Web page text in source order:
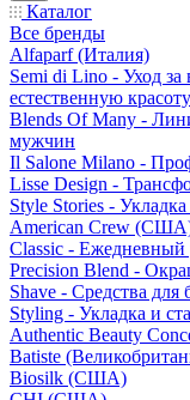
Каталог
Все бренды
Alfaparf (Италия)
Semi di Lino - Уход
естественную красоту
Blends Of Many -
мужчин
Il Salone Milano -
Lisse Design -
Style Stories -
American Crew
Classic - Ежедневный
Precision Blend -
Shave - Средства для
Styling - Укладка и
Authentic Beauty
Batiste
Biosilk (США)